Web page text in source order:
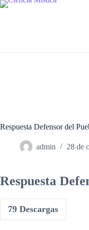
Saltar
Respuesta Defensor del
admin 28 de
Respuesta
79 Descargas